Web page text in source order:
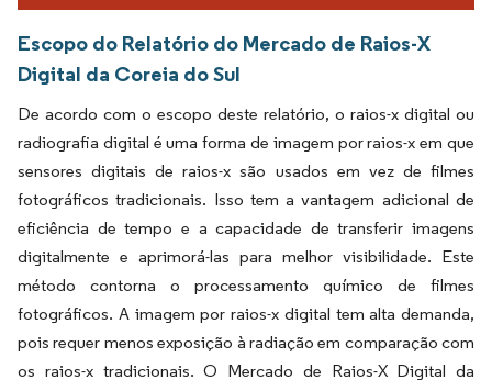
Escopo do Relatório do Mercado de Raios-X
Digital da Coreia do Sul
De acordo com o escopo deste relatório, o raios-x digital ou
radiografia digital é uma forma de imagem por raios-x em que
sensores digitais de raios-x são usados em vez de filmes
fotográficos tradicionais. Isso tem a vantagem adicional de
eficiência de tempo e a capacidade de transferir imagens
digitalmente e aprimorá-las para melhor visibilidade. Este
método contorna o processamento químico de filmes
fotográficos. A imagem por raios-x digital tem alta demanda,
pois requer menos exposição à radiação em comparação com
os raios-x tradicionais. O Mercado de Raios-X Digital da